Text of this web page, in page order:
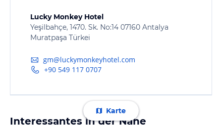
Lucky Monkey Hotel
Yeşilbahçe, 1470. Sk. No:14 07160 Antalya
Muratpaşa Türkei
gm@luckymonkeyhotel.com
+90 549 117 0707
Karte
Interessantes in der Nähe